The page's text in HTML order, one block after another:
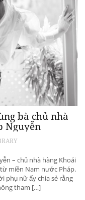
bà chủ nhà
Nguyễn
– chủ nhà hàng Khoái
miền Nam nước Pháp.
phụ nữ ấy chia sẻ rằng
tham […]